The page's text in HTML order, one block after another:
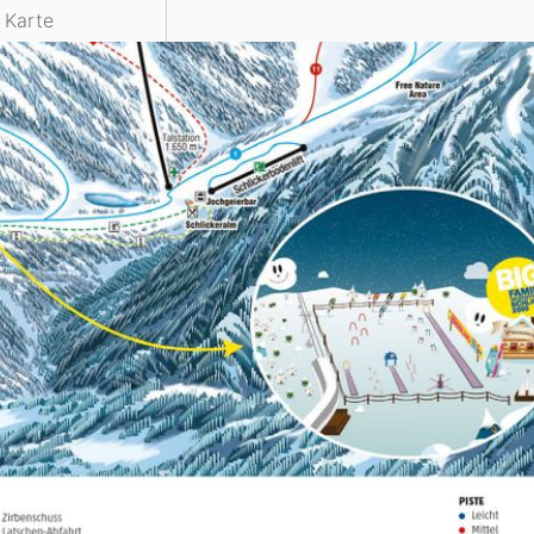
Karte
Russland Südkorea Türkei
Aserbaidschan Vereinigte Arabische Emirate
Head Dynastar Salomon
Stöckli Kästle Scott
Indigo
Ogso